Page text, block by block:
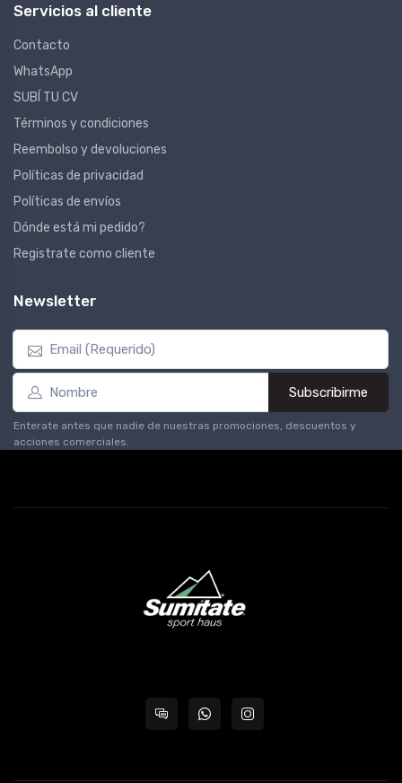
Servicios al cliente
Contacto
WhatsApp
SUBÍ TU CV
Términos y condiciones
Reembolso y devoluciones
Políticas de privacidad
Políticas de envíos
Dónde está mi pedido?
Registrate como cliente
Newsletter
Subscribirme
Enterate antes que nadie de nuestras promociones, descuentos y
acciones comerciales.